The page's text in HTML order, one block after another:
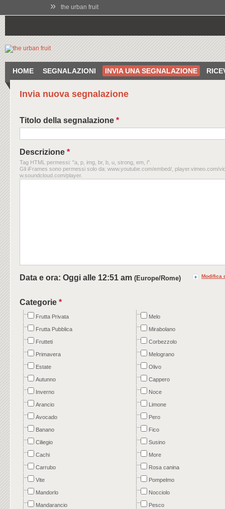
» the urban fruit
HOME SEGNALAZIONI INVIA UNA SEGNALAZIONE
Invia nuova segnalazione
Titolo della segnalazione *
Descrizione *
Tag HTML permessi: "a, p, img, br, b, u, strong, em, i".
Gli iFrames sono permessi solo da: www.youtube.com/embed/, player.vimeo.com/
w.soundcloud.com/player.
Modifica
Data e ora: Oggi alle 12:51 am (Europe/Rome)
Categorie *
Frutta Privata
Frutta Pubblica
Frutteti
Primavera
Estate
Autunno
Inverno
Arancio
Avocado
Banano
Ciliegio
Cachi
Carrubo
Vite
Mandorlo
Mandarancio
Melo
Mirabolano
Corbezzolo
Melograno
Olivo
Cappero
Noce
Limone
Pero
Fico
Susino
More
Rosa canina
Pompelmo
Nocciolo
Pesco